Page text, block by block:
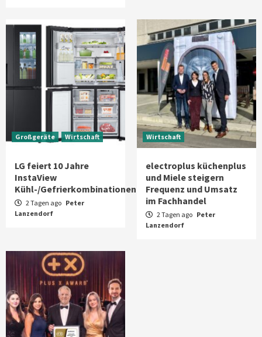
Großgeräte Wirtschaft
LG feiert 10 Jahre
InstaView
Kühl-/Gefrierkombinationen
2 Tagen ago Peter
Lanzendorf
Wirtschaft
electroplus küchenplus
und Miele steigern
Frequenz und Umsatz
im Fachhandel
2 Tagen ago Peter
Lanzendorf